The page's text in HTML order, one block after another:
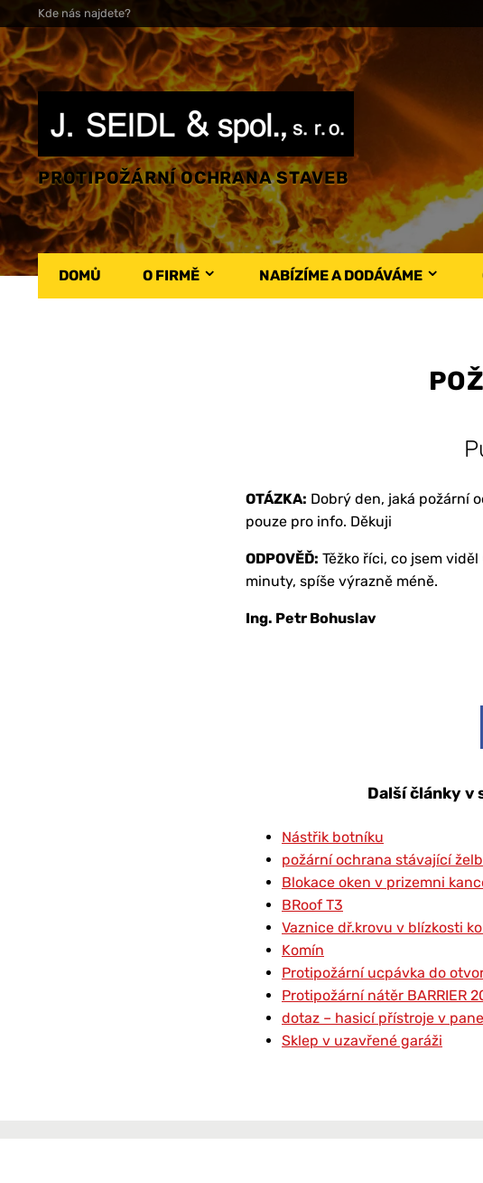
Kde nás najdete?
PROTIPOŽÁRNÍ OCHRANA STAVEB
DOMŮ O FIRMĚ NABÍZÍME A DODÁVÁME
OTÁZKA: Dobrý den, jaká požární
pouze pro info. Děkuji
ODPOVĚĎ: Těžko říci, co jsem
minuty, spíše výrazně méně.
Ing. Petr Bohuslav
Další články v
Nástřik botníku
požární ochrana stávající
Blokace oken v prizemni
BRoof T3
Vaznice dř.krovu v blízkosti
Komín
Protipožární ucpávka do
Protipožární nátěr BARRIER
dotaz – hasicí přístroje v
Sklep v uzavřené garáži